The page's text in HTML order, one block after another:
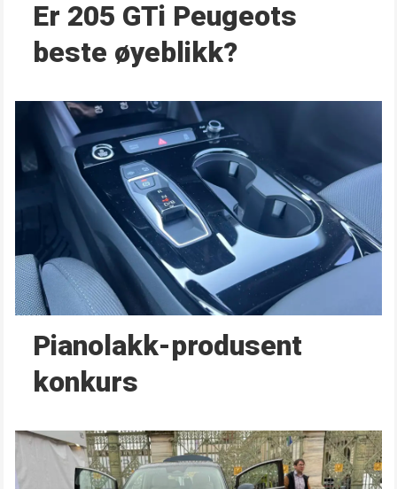
Er 205 GTi Peugeots
beste øyeblikk?
Pianolakk-produsent
konkurs